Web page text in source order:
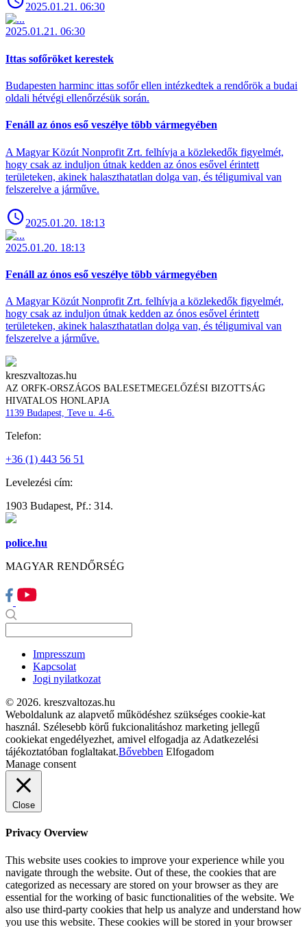
2025.01.21. 06:30
2025.01.21. 06:30
Ittas sofőröket kerestek
Budapesten harminc ittas sofőr ellen intézkedtek a rendőrök a budai
oldali hétvégi ellenőrzésük során.
Fenáll az ónos eső veszélye több vármegyében
A Magyar Közút Nonprofit Zrt. felhívja a közlekedők figyelmét,
hogy csak az induljon útnak kedden az ónos esővel érintett
területeken, akinek halaszthatatlan dolga van, és téligumival van
felszerelve a járműve.
2025.01.20. 18:13
2025.01.20. 18:13
Fenáll az ónos eső veszélye több vármegyében
A Magyar Közút Nonprofit Zrt. felhívja a közlekedők figyelmét,
hogy csak az induljon útnak kedden az ónos esővel érintett
területeken, akinek halaszthatatlan dolga van, és téligumival van
felszerelve a járműve.
kreszvaltozas.hu
AZ ORFK-ORSZÁGOS BALESETMEGELŐZÉSI BIZOTTSÁG
HIVATALOS HONLAPJA
1139 Budapest, Teve u. 4-6.
Telefon:
+36 (1) 443 56 51
Levelezési cím:
1903 Budapest, Pf.: 314.
police.hu
MAGYAR RENDŐRSÉG
Impresszum
Kapcsolat
Jogi nyilatkozat
© 2026. kreszvaltozas.hu
Weboldalunk az alapvető működéshez szükséges cookie-kat
használ. Szélesebb körű fukcionalitáshoz marketing jellegű
cookiekat engedélyezhet, amivel elfogadja az Adatkezelési
tájékoztatóban foglaltakat.Bővebben Elfogadom
Manage consent
Close
Privacy Overview
This website uses cookies to improve your experience while you
navigate through the website. Out of these, the cookies that are
categorized as necessary are stored on your browser as they are
essential for the working of basic functionalities of the website. We
also use third-party cookies that help us analyze and understand how
you use this website. These cookies will be stored in your browser